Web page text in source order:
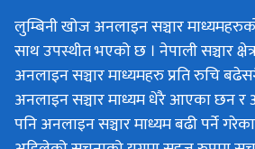
लुम्बिनी खोज अनलाइन सञ्चार
साथ उपस्थीत भएको छ । नेपाली सञ्चार
अनलाइन सञ्चार माध्यमहरु प्रति रुचि
अनलाइन सञ्चार माध्यम धेरै आएका छन र
पनि अनलाइन सञ्चार माध्यम बढी पर्ने